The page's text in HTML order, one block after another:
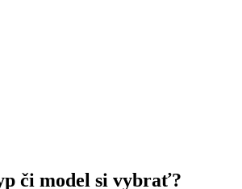
či model si vybrať?